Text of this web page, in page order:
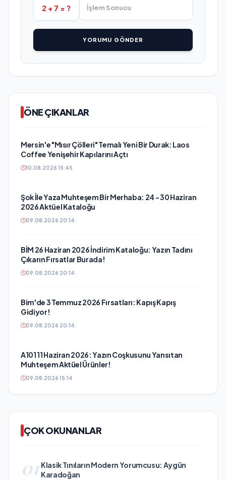
2 + 7 = ?
YORUMU GÖNDER
ÖNE ÇIKANLAR
Mersin'e "Mısır Çölleri" Temalı Yeni Bir Durak: Laos
Coffee Yenişehir Kapılarını Açtı
10.08.2026 15:45
Şok İle Yaza Muhteşem Bir Merhaba: 24 - 30 Haziran
2026 Aktüel Kataloğu
09.08.2026 20:14
BİM 26 Haziran 2026 İndirim Kataloğu: Yazın Tadını
Çıkarın Fırsatlar Burada!
09.08.2026 20:14
Bim'de 3 Temmuz 2026 Fırsatları: Kapış Kapış
Gidiyor!
09.08.2026 20:14
A101 11 Haziran 2026: Yazın Coşkusunu Yansıtan
Muhteşem Aktüel Ürünler!
09.08.2026 15:14
ÇOK OKUNANLAR
01 Klasik Tınıların Modern Yorumcusu: Aygün
Karadoğan